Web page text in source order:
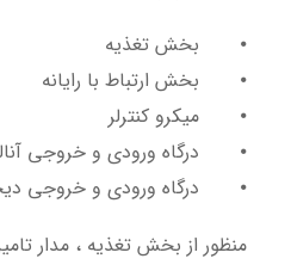
⦁
بخش تغذیه
⦁
بخش ارتباط با رایانه
⦁
میکرو کنترلر
⦁
درگاه ورودی و خروجی
⦁
درگاه ورودی و خروجی
منظور از بخش تغذیه ، مدار